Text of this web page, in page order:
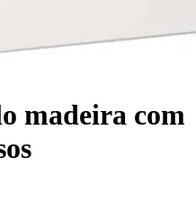
madeira com